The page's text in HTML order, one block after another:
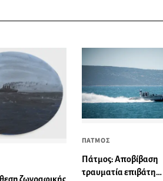
ζωγραφικής
ΠΑΤΜΟΣ
Πάτμος: Αποβίβαση
τραυματία επιβάτη